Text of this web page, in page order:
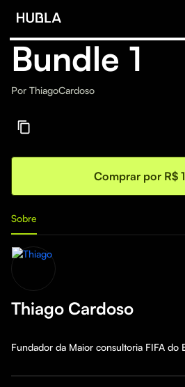
Bundle 1
Por ThiagoCardoso
Comprar por R$
Sobre
Thiago Cardoso
Fundador da Maior consultoria FIFA do